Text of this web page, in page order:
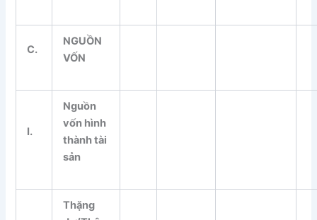
C.
NGUỒN
VỐN
I.
Nguồn
vốn hình
thành tài
sản
Thặng